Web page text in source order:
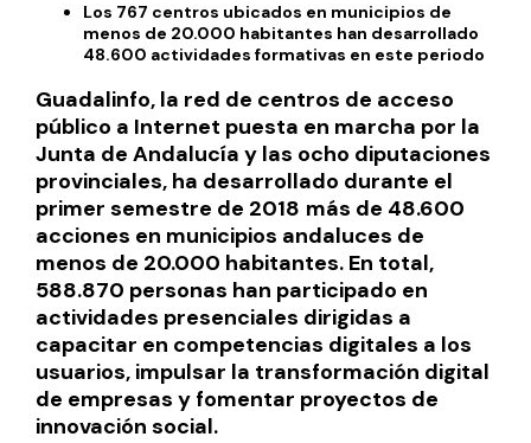
Los 767 centros ubicados en municipios de
menos de 20.000 habitantes han desarrollado
48.600 actividades formativas en este periodo
Guadalinfo, la red de centros de acceso
público a Internet puesta en marcha por la
Junta de Andalucía y las ocho diputaciones
provinciales, ha desarrollado durante el
primer semestre de 2018 más de 48.600
acciones en municipios andaluces de
menos de 20.000 habitantes. En total,
588.870 personas han participado en
actividades presenciales dirigidas a
capacitar en competencias digitales a los
usuarios, impulsar la transformación digital
de empresas y fomentar proyectos de
innovación social.